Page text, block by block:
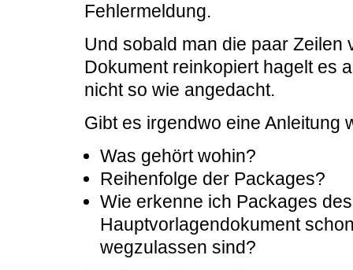
Fehlermeldung.
Und sobald man die paar Zeilen
Dokument reinkopiert hagelt es
nicht so wie angedacht.
Gibt es irgendwo eine Anleitung
Was gehört wohin?
Reihenfolge der Packages?
Wie erkenne ich Packages
Hauptvorlagendokument
wegzulassen sind?